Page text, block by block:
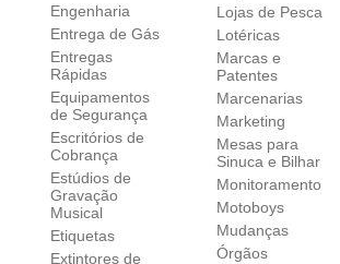
Engenharia
Entrega de Gás
Entregas
Rápidas
Equipamentos
de Segurança
Escritórios de
Cobrança
Estúdios de
Gravação
Musical
Etiquetas
Extintores de
Lojas de Pesca
Lotéricas
Marcas e
Patentes
Marcenarias
Marketing
Mesas para
Sinuca e Bilhar
Monitoramento
Motoboys
Mudanças
Órgãos